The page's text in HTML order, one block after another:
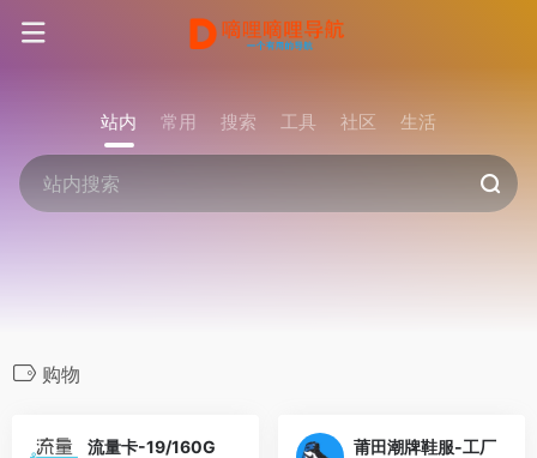
站内 常用 搜索 工具 社区 生活
购物
流量卡-19/160G 莆田潮牌鞋服-工厂